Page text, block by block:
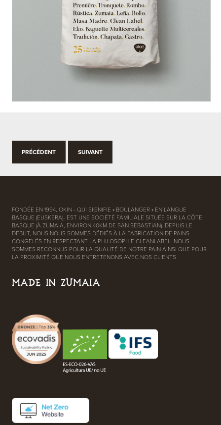
PRÉCÉDENT SUIVANT
FONDÉE EN 1994, OKIN - QUI SIGNIFIE « BOULANGER » EN LANGUE
BASQUE (EUSKERA)- EST UNE SOCIÉTÉ FAMILIALE SITUÉE SUR LA CÔTE
BASQUE (À ZUMAIA, ENVIRON 40KM DE SAN SEBASTIAN). DEPUIS LE
DÉBUT, NOUS NOUS SOMMES DÉDIÉS À LA FABRICATION DE PAINS
CONGELÉS EN RESPECTANT LA PHILOSOPHIE CLEANLABEL. NOUS
SOMMES RECONNUS POUR LA QUALITÉ DE NOTRE PAIN AINSI QUE POUR
LA PROXIMITÉ QUE NOUS ENTRETENONS AVEC NOS CLIENTS.
MADE IN ZUMAIA